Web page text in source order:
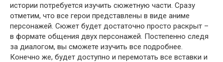
истории потребуется изучить сюжетную части. Сразу
отметим, что все герои представлены в виде аниме
персонажей. Сюжет будет достаточно просто раскрыт –
в формате общения двух персонажей. Постепенно следя
за диалогом, вы сможете изучить все подробнее.
Конечно же, будет доступно и перемотать все вставки и